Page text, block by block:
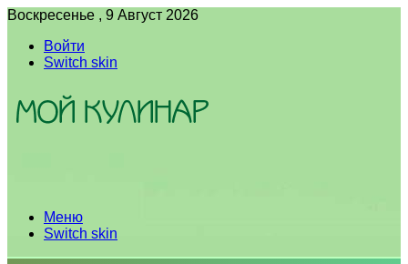
Воскресенье , 9 Август 2026
Войти
Switch skin
Меню
Switch skin